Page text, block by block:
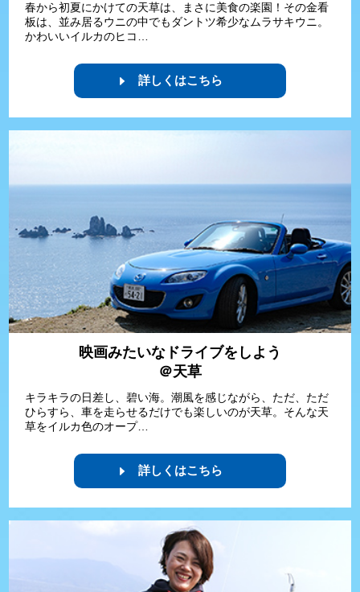
春から初夏にかけての天草は、まさに美食の楽園！その金看
板は、並み居るウニの中でもダントツ希少なムラサキウニ。
かわいいイルカのヒコ…
詳しくはこちら
映画みたいなドライブをしよう
＠天草
キラキラの日差し、碧い海。潮風を感じながら、ただ、ただ
ひらすら、車を走らせるだけでも楽しいのが天草。そんな天
草をイルカ色のオープ…
詳しくはこちら